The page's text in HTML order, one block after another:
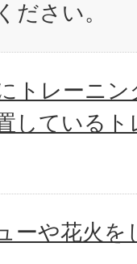
ださい。
トレーニ
している
ーや花火